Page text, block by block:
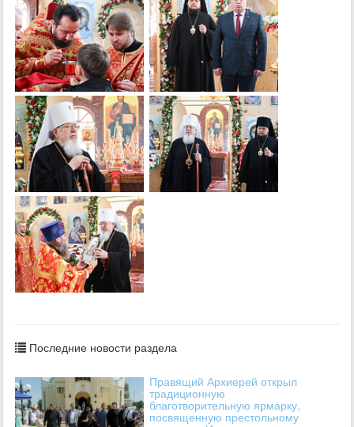
Последние новости раздела
Правящий Архиерей открыл
традиционную
благотворительную ярмарку,
посвященную престольному